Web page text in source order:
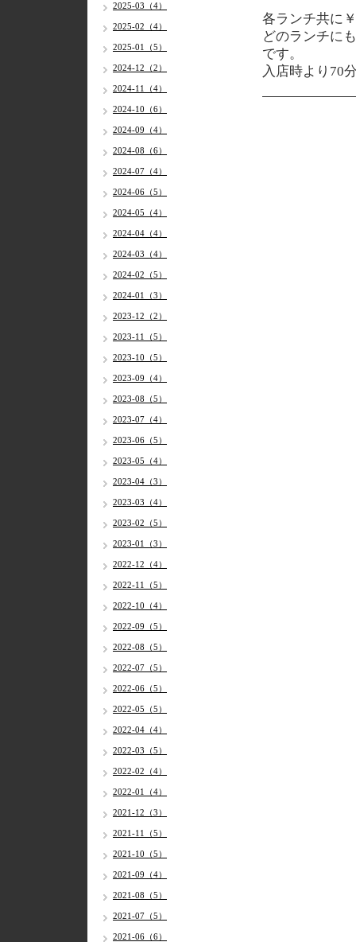
各ランチ共に
どのランチに
です。
入店時より70
2025-03（4）
2025-02（4）
2025-01（5）
2024-12（2）
2024-11（4）
2024-10（6）
2024-09（4）
2024-08（6）
2024-07（4）
2024-06（5）
2024-05（4）
2024-04（4）
2024-03（4）
2024-02（5）
2024-01（3）
2023-12（2）
2023-11（5）
2023-10（5）
2023-09（4）
2023-08（5）
2023-07（4）
2023-06（5）
2023-05（4）
2023-04（3）
2023-03（4）
2023-02（5）
2023-01（3）
2022-12（4）
2022-11（5）
2022-10（4）
2022-09（5）
2022-08（5）
2022-07（5）
2022-06（5）
2022-05（5）
2022-04（4）
2022-03（5）
2022-02（4）
2022-01（4）
2021-12（3）
2021-11（5）
2021-10（5）
2021-09（4）
2021-08（5）
2021-07（5）
2021-06（6）